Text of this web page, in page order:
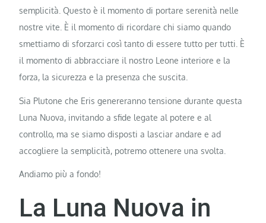
semplicità. Questo è il momento di portare serenità nelle
nostre vite. È il momento di ricordare chi siamo quando
smettiamo di sforzarci così tanto di essere tutto per tutti. È
il momento di abbracciare il nostro Leone interiore e la
forza, la sicurezza e la presenza che suscita.
Sia Plutone che Eris genereranno tensione durante questa
Luna Nuova, invitando a sfide legate al potere e al
controllo, ma se siamo disposti a lasciar andare e ad
accogliere la semplicità, potremo ottenere una svolta.
Andiamo più a fondo!
La Luna Nuova in